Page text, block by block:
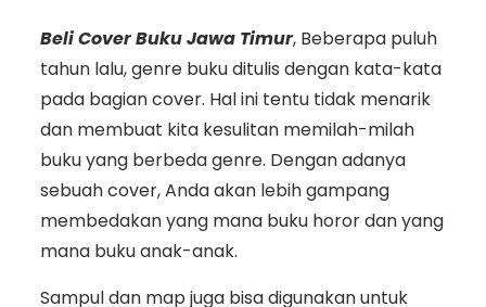
Beli Cover Buku Jawa Timur, Beberapa puluh
tahun lalu, genre buku ditulis dengan kata-kata
pada bagian cover. Hal ini tentu tidak menarik
dan membuat kita kesulitan memilah-milah
buku yang berbeda genre. Dengan adanya
sebuah cover, Anda akan lebih gampang
membedakan yang mana buku horor dan yang
mana buku anak-anak.
Sampul dan map juga bisa digunakan untuk